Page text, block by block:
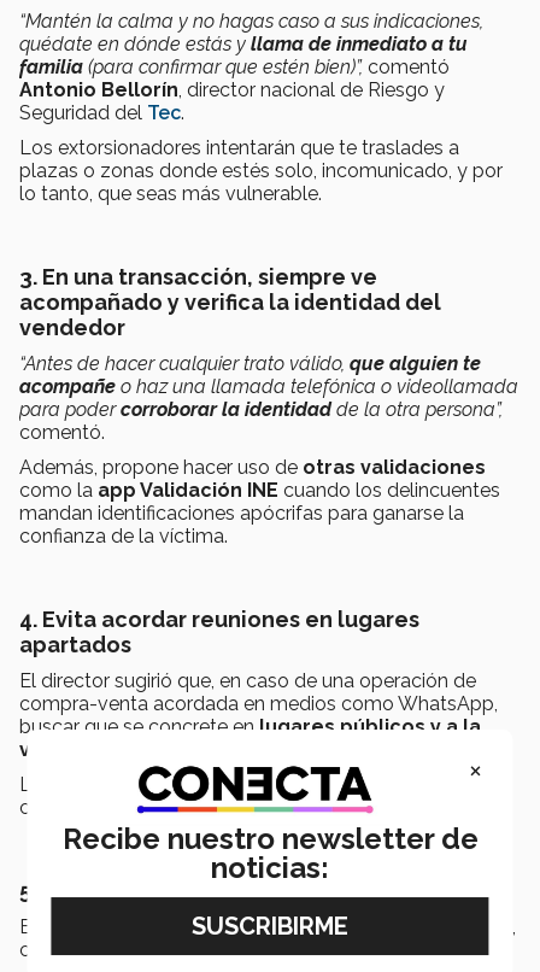
“Mantén la calma y no hagas caso a sus indicaciones,
quédate en dónde estás y llama de inmediato a tu
familia (para confirmar que estén bien)”, comentó
Antonio Bellorín, director nacional de Riesgo y
Seguridad del Tec.
Los extorsionadores intentarán que te traslades a
plazas o zonas donde estés solo, incomunicado, y por
lo tanto, que seas más vulnerable.
3. En una transacción, siempre ve
acompañado y verifica la identidad del
vendedor
“Antes de hacer cualquier trato válido, que alguien te
acompañe o haz una llamada telefónica o videollamada
para podercorroborar la identidadde la otra persona”,
comentó.
Además, propone hacer uso de otras validaciones
como la app Validación INE cuando los delincuentes
mandan identificaciones apócrifas para ganarse la
confianza de la víctima.
4. Evita acordar reuniones en lugares
apartados
El director sugirió que, en caso de una operación de
compra-venta acordada en medios como WhatsApp,
buscar que se concrete en lugares públicos y a la
vista.
La intención de los delincuentes es buscar aislarte para
conseguir su objetivo de extorsionarte.
5. No compartas información o fotografías
Evita compartir información personal o familiar sensible,
comoNIP, PIN o contraseñas.
×
Recibe nuestro newsletter de
noticias: